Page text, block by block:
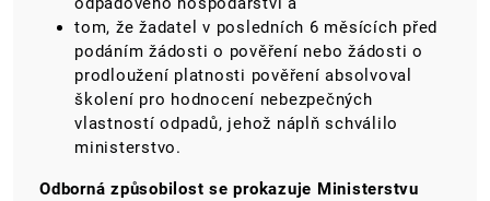
tom, že žadatel v posledních 6 měsících před
podáním žádosti o pověření nebo žádosti o
prodloužení platnosti pověření absolvoval
školení pro hodnocení nebezpečných
vlastností odpadů, jehož náplň schválilo
ministerstvo.
Odborná způsobilost se prokazuje Ministerstvu